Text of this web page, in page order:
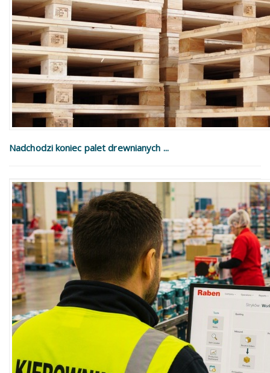
Nadchodzi koniec palet drewnianych ...